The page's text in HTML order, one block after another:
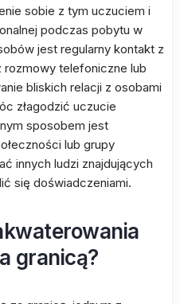
sobie z tym uczuciem i
podczas pobytu w
jest regularny kontakt z
rozmowy telefoniczne lub
bliskich relacji z osobami
złagodzić uczucie
sposobem jest
lub grupy
innych ludzi znajdujących
się doświadczeniami.
granicą?